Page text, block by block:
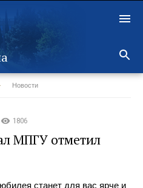
Новости
1806
МПГУ отметил
станет для вас ярче и